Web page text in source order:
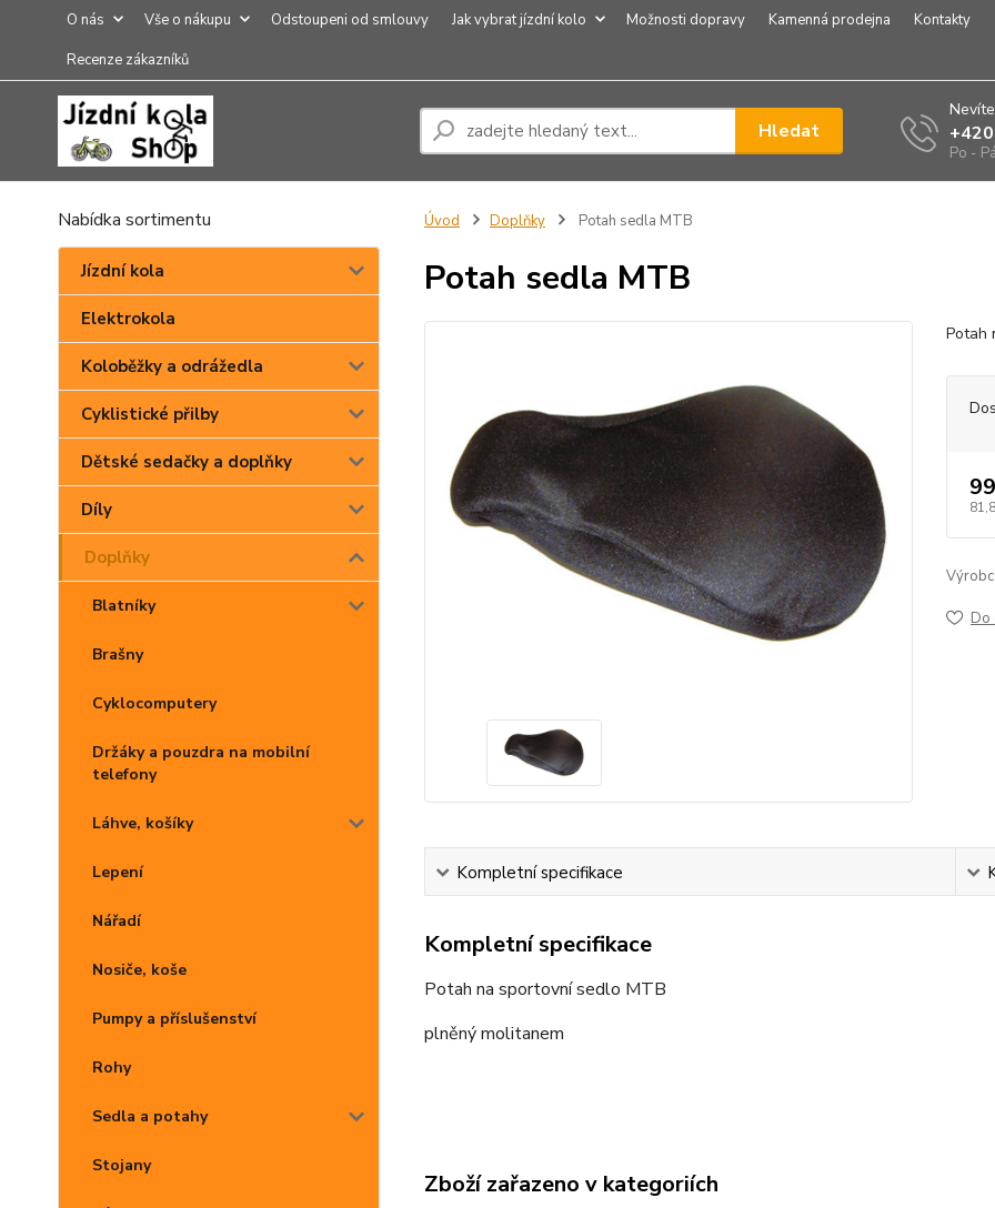
O nás Vše o nákupu Odstoupeni od smlouvy Jak vybrat jízdní kolo Možnosti dopravy Kamenná prodejna
Kontakty
Recenze zákazníků
Hledat
Po -
Nabídka sortimentu
Jízdní kola
Elektrokola
Koloběžky a odrážedla
Cyklistické přilby
Dětské sedačky a doplňky
Díly
Doplňky
Blatníky
Brašny
Cyklocomputery
Držáky a pouzdra na mobilní
telefony
Láhve, košíky
Lepení
Nářadí
Nosiče, koše
Pumpy a příslušenství
Rohy
Sedla a potahy
Stojany
Úvod Doplňky Potah sedla MTB
Potah sedla MTB
Potah
Do
Kompletní specifikace
Kompletní specifikace
Potah na sportovní sedlo MTB
plněný molitanem
Zboží zařazeno v kategoriích